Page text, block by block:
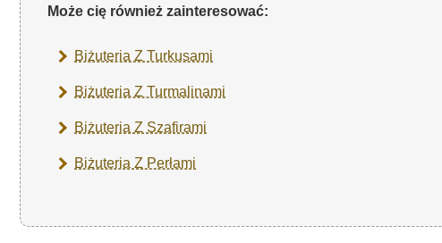
Może cię również zainteresować:
Biżuteria Z Turkusami
Biżuteria Z Turmalinami
Biżuteria Z Szafirami
Biżuteria Z Perłami